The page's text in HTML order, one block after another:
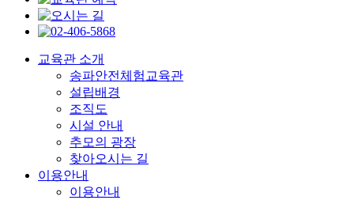
교육관 소개
송파안전체험교육관
설립배경
조직도
시설 안내
추모의 광장
찾아오시는 길
이용안내
이용안내